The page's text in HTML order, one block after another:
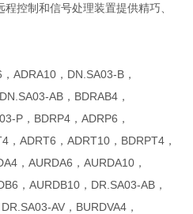
控制和信号处理装置提供精巧、
ADRA10，DN.SA03-B，
AB，BDRAB4，
P，BDRP4，ADRP6，
，ADRT6，ADRT10，BDRPT4，
，AURDA6，AURDA10，
，AURDB10，DR.SA03-AB，
AV，BURDVA4，